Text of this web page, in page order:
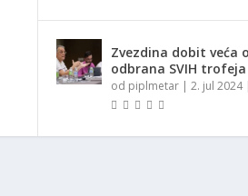
Zvezdina dobit veća
odbrana SVIH
od piplmetar| 2. jul 2024|